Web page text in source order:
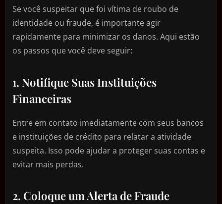
Se você suspeitar que foi vítima de roubo de
identidade ou fraude, é importante agir
rapidamente para minimizar os danos. Aqui estão
os passos que você deve seguir:
1. Notifique Suas Instituições
Financeiras
Entre em contato imediatamente com seus bancos
e instituições de crédito para relatar a atividade
suspeita. Isso pode ajudar a proteger suas contas e
evitar mais perdas.
2. Coloque um Alerta de Fraude